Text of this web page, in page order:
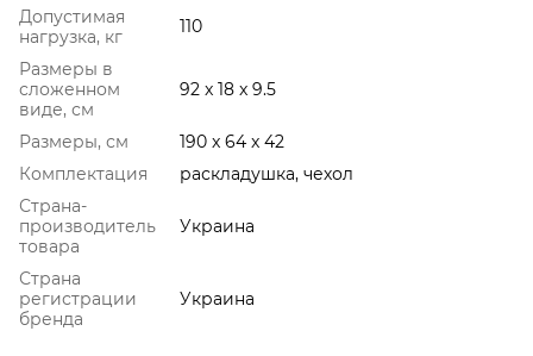
Допустимая
нагрузка, кг
110
Размеры в
сложенном
виде, см
92 x 18 x 9.5
Размеры, см
190 x 64 x 42
Комплектация
раскладушка, чехол
Страна-
производитель
товара
Украина
Страна
регистрации
бренда
Украина